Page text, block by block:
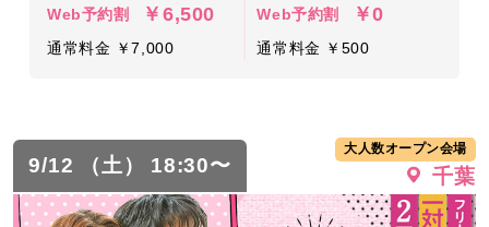
Web予約割 ￥6,500
通常料金 ￥7,000
Web予約割 ￥0
通常料金 ￥500
9/12 （土） 18:30〜
大人数オープン会場
千葉